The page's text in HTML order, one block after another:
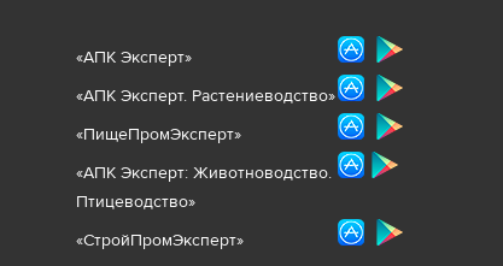
«АПК Эксперт»
«АПК Эксперт. Растениеводство»
«ПищеПромЭксперт»
«АПК Эксперт: Животноводство.
Птицеводство»
«СтройПромЭксперт»